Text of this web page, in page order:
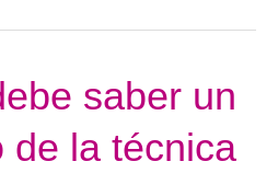
saber un
de la técnica